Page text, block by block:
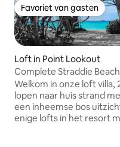
Favoriet van gasten
Favoriet van gasten
Loft in Point Lookout
Complete Straddie
Welkom in onze loft villa,
lopen naar huis strand met privacy
een inheemse bos
enige lofts in het resort